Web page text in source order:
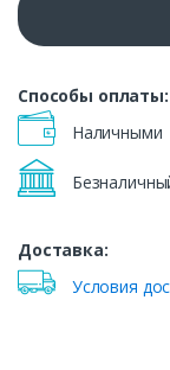
Способы оплаты:
Наличными
Доставка:
Условия